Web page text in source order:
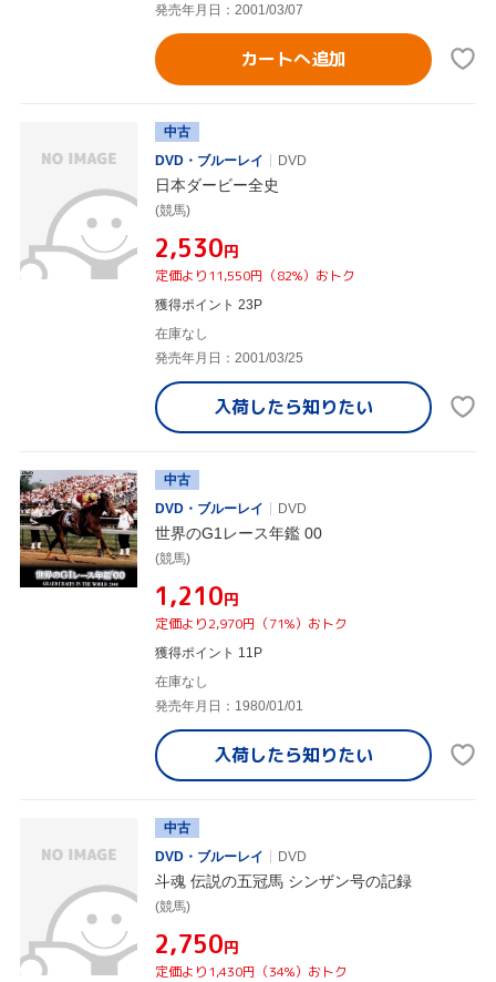
発売年月日：2001/03/07
カートへ追加
中古
DVD・ブルーレイ
DVD
日本ダービー全史
(競馬)
¥2,530円
定価より11,550円（82%）おトク
獲得ポイント 23P
在庫なし
発売年月日：2001/03/25
入荷したら知りたい
中古
DVD・ブルーレイ
DVD
世界のG1レース年鑑 00
(競馬)
¥1,210円
定価より2,970円（71%）おトク
獲得ポイント 11P
在庫なし
発売年月日：1980/01/01
入荷したら知りたい
中古
DVD・ブルーレイ
DVD
斗魂 伝説の五冠馬 シンザン号の記録
(競馬)
¥2,750円
定価より1,430円（34%）おトク